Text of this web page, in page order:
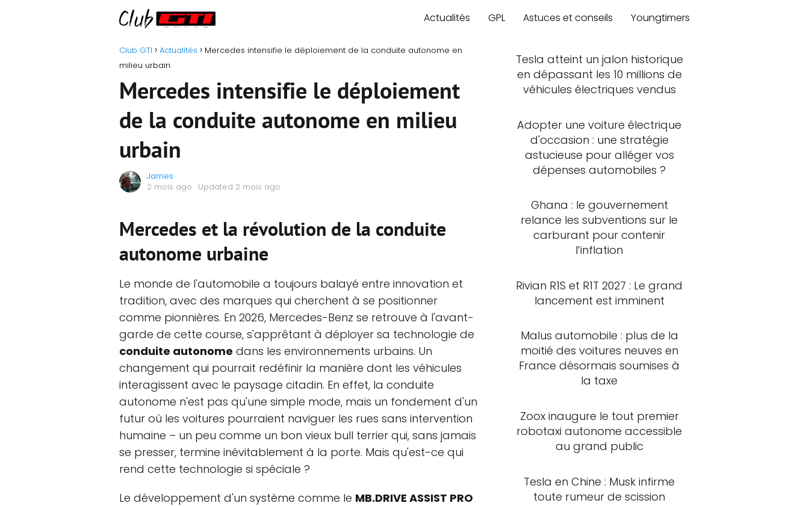
Actualités GPL Astuces et conseils Youngtimers
Club GTI Actualités
Mercedes intensifie le déploiement de la conduite autonome en
milieu urbain
Mercedes intensifie le déploiement
de la conduite autonome en milieu
urbain
James
2 mois ago · Updated 2 mois ago
Mercedes et la révolution de la conduite
autonome urbaine
Le monde de l'automobile a toujours balayé entre innovation et
tradition, avec des marques qui cherchent à se positionner
comme pionnières. En 2026, Mercedes-Benz se retrouve à l'avant-
garde de cette course, s'apprêtant à déployer sa technologie de
conduite autonome dans les environnements urbains. Un
changement qui pourrait redéfinir la manière dont les véhicules
interagissent avec le paysage citadin. En effet, la conduite
autonome n'est pas qu'une simple mode, mais un fondement d'un
futur où les voitures pourraient naviguer les rues sans intervention
humaine – un peu comme un bon vieux bull terrier qui, sans jamais
se presser, termine inévitablement à la porte. Mais qu'est-ce qui
rend cette technologie si spéciale ?
Le développement d'un système comme le MB.DRIVE ASSIST PRO
Tesla atteint un jalon historique
en dépassant les 10 millions de
véhicules électriques vendus
Adopter une voiture électrique
d'occasion : une stratégie
astucieuse pour alléger vos
dépenses automobiles ?
Ghana : le gouvernement
relance les subventions sur le
carburant pour contenir
l’inflation
Rivian R1S et R1T 2027 : Le grand
lancement est imminent
Malus automobile : plus de la
moitié des voitures neuves en
France désormais soumises à
la taxe
Zoox inaugure le tout premier
robotaxi autonome accessible
au grand public
Tesla en Chine : Musk infirme
toute rumeur de scission